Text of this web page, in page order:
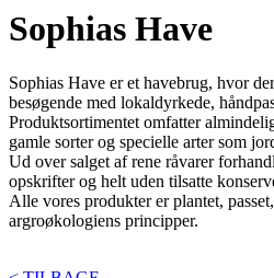
Sophias Have
Sophias Have er et havebrug, hvor
besøgende med lokaldyrkede,
Produktsortimentet omfatter
gamle sorter og specielle arter som
Ud over salget af rene råvarer
opskrifter og helt uden tilsatte
Alle vores produkter er plantet,
argroøkologiens principper.